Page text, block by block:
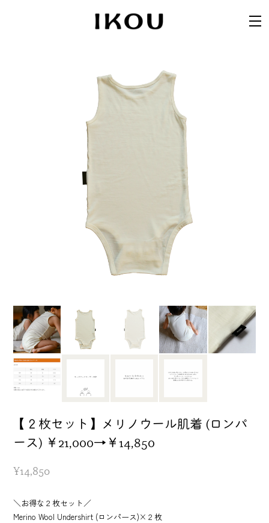
【２枚セット】メリノウール肌着 (ロンパ
ース) ￥21,000→￥14,850
¥14,850
＼お得な２枚セット／
Merino Wool Undershirt (ロンパース)×２枚